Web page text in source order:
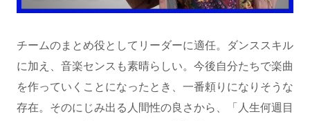
チームのまとめ役としてリーダーに適任。ダンススキル
に加え、音楽センスも素晴らしい。今後自分たちで楽曲
を作っていくことになったとき、一番頼りになりそうな
存在。そのにじみ出る人間性の良さから、「人生何週目